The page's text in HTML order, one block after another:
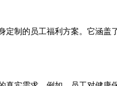
制的员工福利方案。它涵